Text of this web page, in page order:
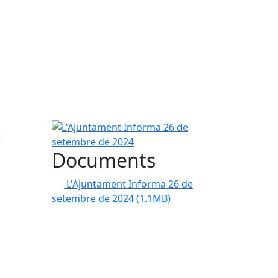
L'Ajuntament Informa 26 de setembre de 2024
Documents
L'Ajuntament Informa 26 de
setembre de 2024(1.1MB)